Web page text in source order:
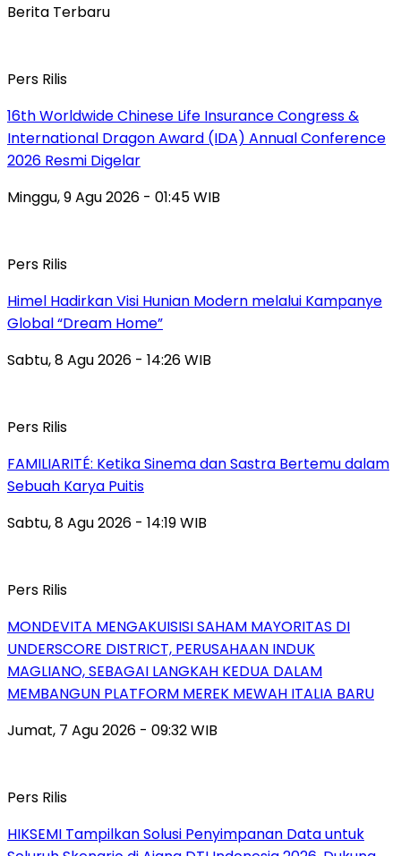
Berita Terbaru
Pers Rilis
16th Worldwide Chinese Life Insurance Congress &
International Dragon Award (IDA) Annual Conference
2026 Resmi Digelar
Minggu, 9 Agu 2026 - 01:45 WIB
Pers Rilis
Himel Hadirkan Visi Hunian Modern melalui Kampanye
Global “Dream Home”
Sabtu, 8 Agu 2026 - 14:26 WIB
Pers Rilis
FAMILIARITÉ: Ketika Sinema dan Sastra Bertemu dalam
Sebuah Karya Puitis
Sabtu, 8 Agu 2026 - 14:19 WIB
Pers Rilis
MONDEVITA MENGAKUISISI SAHAM MAYORITAS DI
UNDERSCORE DISTRICT, PERUSAHAAN INDUK
MAGLIANO, SEBAGAI LANGKAH KEDUA DALAM
MEMBANGUN PLATFORM MEREK MEWAH ITALIA BARU
Jumat, 7 Agu 2026 - 09:32 WIB
Pers Rilis
HIKSEMI Tampilkan Solusi Penyimpanan Data untuk